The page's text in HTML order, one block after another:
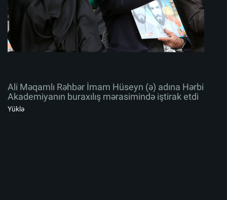
Ali Məqamlı Rəhbər İmam Hüseyn (ə) adına Hərbi
Akademiyanın buraxılış mərasimində iştirak etdi
Yüklə